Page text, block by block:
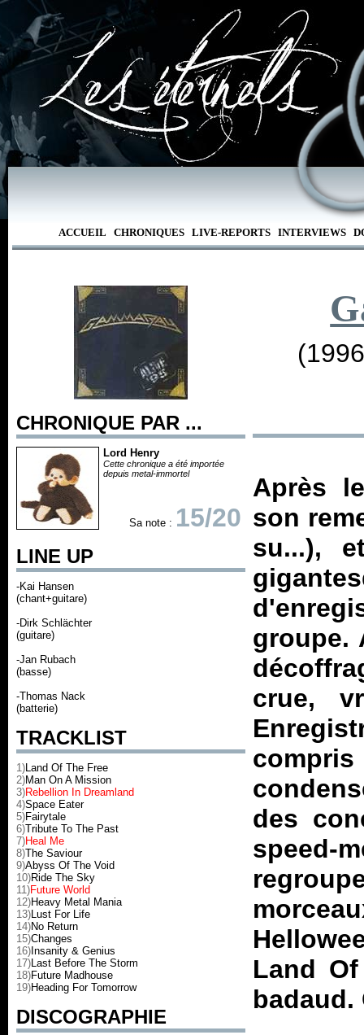
ACCUEIL CHRONIQUES LIVE-REPORTS INTERVIEWS
CHRONIQUE PAR ...
Lord Henry
Cette chronique a été importée
depuis metal-immortel
Sa note : 15/20
LINE UP
-Kai Hansen
(chant+guitare)
-Dirk Schlächter
(guitare)
-Jan Rubach
(basse)
-Thomas Nack
(batterie)
TRACKLIST
1)Land Of The Free
2)Man On A Mission
3)Rebellion In Dreamland
4)Space Eater
5)Fairytale
6)Tribute To The Past
7)Heal Me
8)The Saviour
9)Abyss Of The Void
10)Ride The Sky
11)Future World
12)Heavy Metal Mania
13)Lust For Life
14)No Return
15)Changes
16) Insanity & Genius
17)Last Before The Storm
18)Future Madhouse
19)Heading For Tomorrow
DISCOGRAPHIE
Après
son
su...),
groupe.
crue,
des
speed-
Land
badaud.